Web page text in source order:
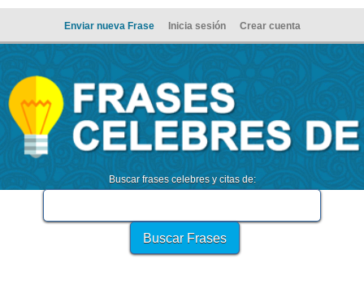
Enviar nueva Frase Inicia sesión Crear cuenta
Buscar frases celebres y citas de: